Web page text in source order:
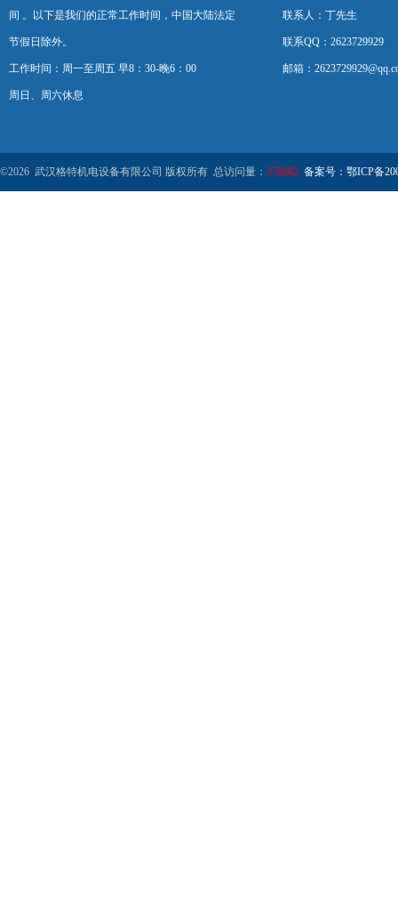
间 。以下是我们的正常工作时间，中国大陆法定
节假日除外。
工作时间：周一至周五 早8：30-晚6：00
周日、周六休息
联系人：丁先生
联系QQ：2623729929
邮箱：
©2026 武汉格特机电设备有限公司 版权所有 总访问量： 378982 备案号：鄂ICP备